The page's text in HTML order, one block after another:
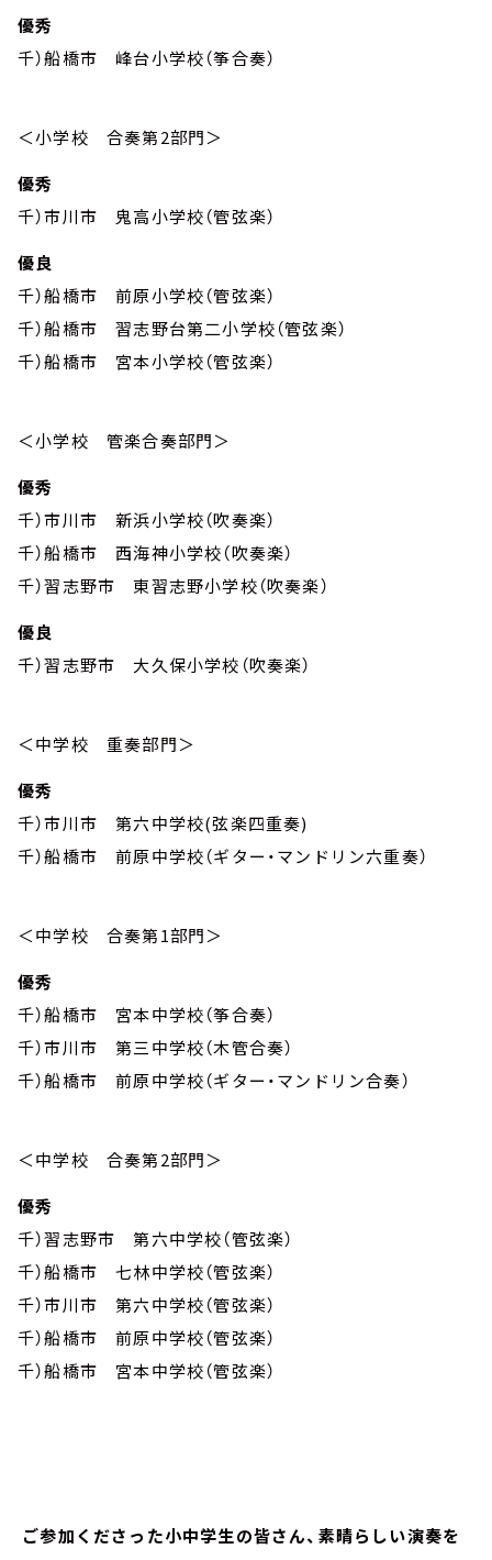
優秀
千）船橋市 峰台小学校（筝合奏）
＜小学校 合奏第2部門＞
優秀
千）市川市 鬼高小学校（管弦楽）
優良
千）船橋市 前原小学校（管弦楽）
千）船橋市 習志野台第二小学校（管弦楽）
千）船橋市 宮本小学校（管弦楽）
＜小学校 管楽合奏部門＞
優秀
千）市川市 新浜小学校（吹奏楽）
千）船橋市 西海神小学校（吹奏楽）
千）習志野市 東習志野小学校（吹奏楽）
優良
千）習志野市 大久保小学校（吹奏楽）
＜中学校 重奏部門＞
優秀
千）市川市 第六中学校(弦楽四重奏)
千）船橋市 前原中学校（ギター・マンドリン六重奏）
＜中学校 合奏第1部門＞
優秀
千）船橋市 宮本中学校（筝合奏）
千）市川市 第三中学校（木管合奏）
千）船橋市 前原中学校（ギター・マンドリン合奏）
＜中学校 合奏第2部門＞
優秀
千）習志野市 第六中学校（管弦楽）
千）船橋市 七林中学校（管弦楽）
千）市川市 第六中学校（管弦楽）
千）船橋市 前原中学校（管弦楽）
千）船橋市 宮本中学校（管弦楽）
ご参加くださった小中学生の皆さん、素晴らしい演奏を